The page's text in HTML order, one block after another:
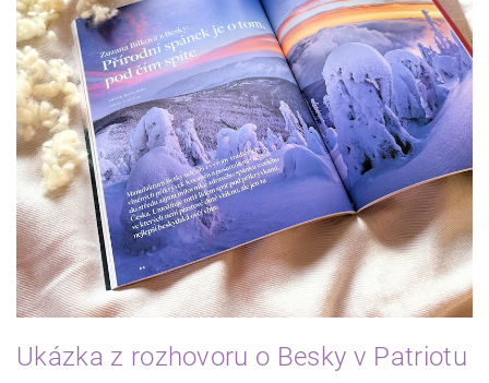
Ukázka z rozhovoru o Besky v Patriotu